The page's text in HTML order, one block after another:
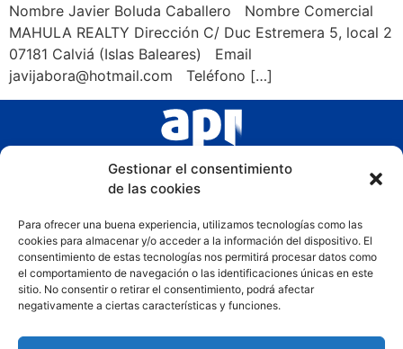
Gestionar el consentimiento
de las cookies
Para ofrecer una buena experiencia, utilizamos tecnologías como las
cookies para almacenar y/o acceder a la información del dispositivo. El
consentimiento de estas tecnologías nos permitirá procesar datos como
el comportamiento de navegación o las identificaciones únicas en este
sitio. No consentir o retirar el consentimiento, podrá afectar
negativamente a ciertas características y funciones.
Nombre Javier Boluda Caballero Nombre Comercial
MAHULA REALTY Dirección C/ Duc Estremera 5, local 2
07181 Calviá (Islas Baleares) Email
javijabora@hotmail.com Teléfono […]